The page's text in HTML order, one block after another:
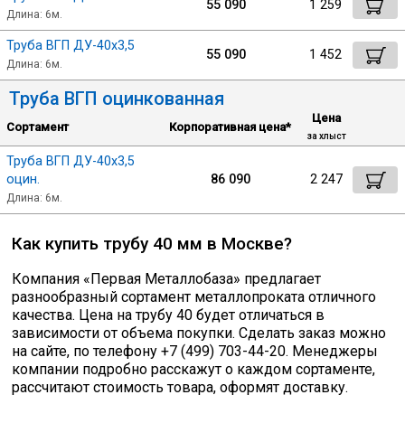
Круг
Труба профильная
Швеллер
Катанка
Профлист
Сетка кладочная
Проволока
Длина: 6м.
55 090 1 259
Труба ВГП ДУ-40х3,5
Длина: 6м.
55 090 1 452
Труба ВГП оцинкованная
Сортамент Корпоративная цена*
Цена
за хлыст
Труба ВГП ДУ-40х3,5
оцин.
Длина: 6м.
86 090 2 247
Как купить трубу 40 мм в Москве?
Компания «Первая Металлобаза» предлагает
разнообразный сортамент металлопроката отличного
качества. Цена на трубу 40 будет отличаться в
зависимости от объема покупки. Сделать заказ можно
на сайте, по телефону +7 (499) 703-44-20. Менеджеры
компании подробно расскажут о каждом сортаменте,
рассчитают стоимость товара, оформят доставку.